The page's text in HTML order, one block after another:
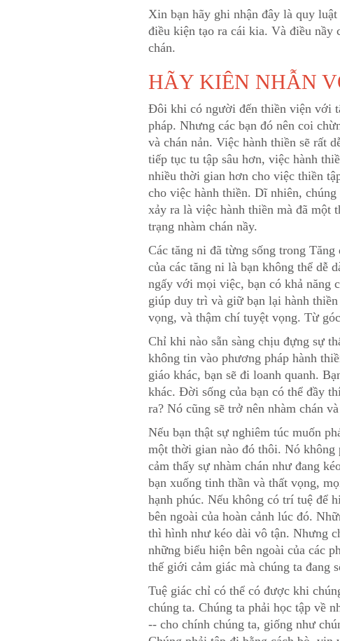
Xin bạn hãy ghi nhận đây là quy
điều kiện tạo ra cái kia. Và điều nầy
chán.
HÃY KIÊN NHẪN
Đôi khi có người đến thiền viện với
pháp. Nhưng các bạn đó nên coi
và chán nản. Việc hành thiền sẽ rất
tiếp tục tu tập sâu hơn, việc hành
nhiều thời gian hơn cho việc thiền
cho việc hành thiền. Dĩ nhiên,
xảy ra là việc hành thiền mà đã một
trạng nhàm chán nầy.
Các tăng ni đã từng sống trong
của các tăng ni là bạn không thể dễ
ngấy với mọi việc, bạn có khả năng
giúp duy trì và giữ bạn lại hành
vọng, và thậm chí tuyệt vọng. Từ
Chỉ khi nào sẵn sàng chịu đựng sự
không tin vào phương pháp hành
giáo khác, bạn sẽ đi loanh quanh.
khác. Đời sống của bạn có thể đầy
ra? Nó cũng sẽ trở nên nhàm chán
Nếu bạn thật sự nghiêm túc muốn
một thời gian nào đó thôi. Nó
cảm thấy sự nhàm chán như đang
bạn xuống tinh thần và thất vọng,
hạnh phúc. Nếu không có trí tuệ để
bên ngoài của hoàn cảnh lúc đó.
thì hình như kéo dài vô tận. Nhưng
những biểu hiện bên ngoài của các
thế giới cảm giác mà chúng ta đang
Tuệ giác chỉ có thể có được khi
chúng ta. Chúng ta phải học tập về
-- cho chính chúng ta, giống như